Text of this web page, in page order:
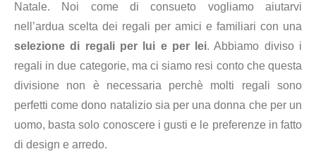
Natale. Noi come di consueto vogliamo aiutarvi
nell’ardua scelta dei regali per amici e familiari con una
selezione di regali per lui e per lei. Abbiamo diviso i
regali in due categorie, ma ci siamo resi conto che questa
divisione non è necessaria perchè molti regali sono
perfetti come dono natalizio sia per una donna che per un
uomo, basta solo conoscere i gusti e le preferenze in fatto
di design e arredo.